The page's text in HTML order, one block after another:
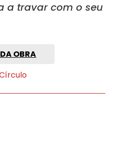
a travar com o seu
OBRA